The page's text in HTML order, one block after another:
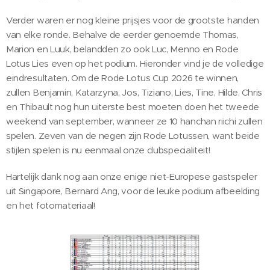
Verder waren er nog kleine prijsjes voor de grootste handen
van elke ronde. Behalve de eerder genoemde Thomas,
Marion en Luuk, belandden zo ook Luc, Menno en Rode
Lotus Lies even op het podium. Hieronder vind je de volledige
eindresultaten. Om de Rode Lotus Cup 2026 te winnen,
zullen Benjamin, Katarzyna, Jos, Tiziano, Lies, Tine, Hilde, Chris
en Thibault nog hun uiterste best moeten doen het tweede
weekend van september, wanneer ze 10 hanchan riichi zullen
spelen. Zeven van de negen zijn Rode Lotussen, want beide
stijlen spelen is nu eenmaal onze clubspecialiteit!
Hartelijk dank nog aan onze enige niet-Europese gastspeler
uit Singapore, Bernard Ang, voor de leuke podium afbeelding
en het fotomateriaal!